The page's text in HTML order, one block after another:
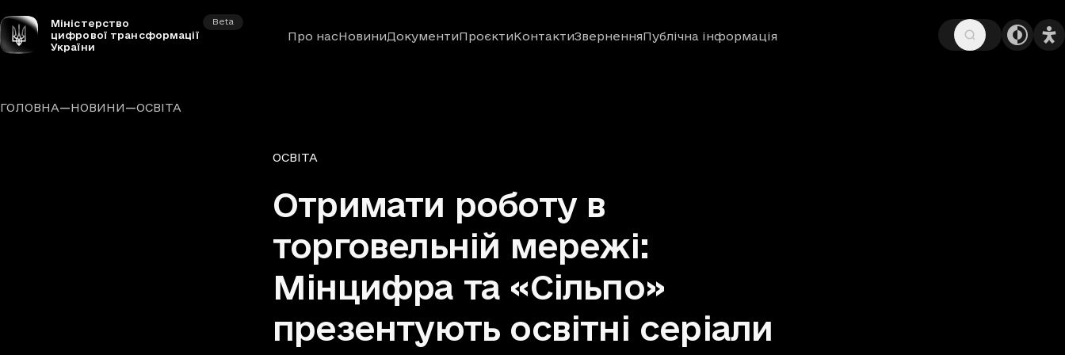
Міністерство
цифрової трансформації
України
Beta
Про насНовиниДокументиПроєктиКонтактиЗверненняПублічна інформація
ГОЛОВНА—НОВИНИ—ОСВІТА
Рубрики
ОСВІТА
Отримати роботу в
торговельній мережі:
Мінцифра та «Сільпо»
презентують освітні серіали